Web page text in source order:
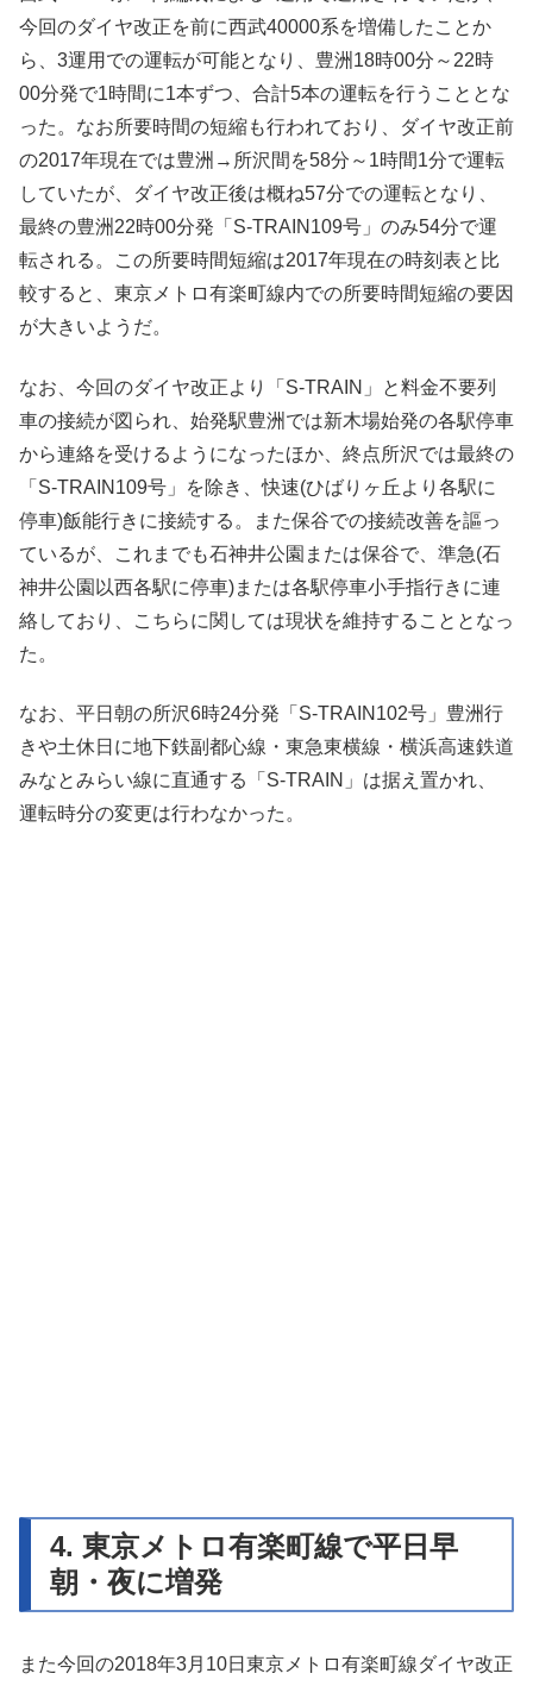
今回のダイヤ改正を前に西武40000系を増備したことか
ら、3運用での運転が可能となり、豊洲18時00分～22時
00分発で1時間に1本ずつ、合計5本の運転を行うこととな
った。なお所要時間の短縮も行われており、ダイヤ改正前
の2017年現在では豊洲→所沢間を58分～1時間1分で運転
していたが、ダイヤ改正後は概ね57分での運転となり、
最終の豊洲22時00分発「S-TRAIN109号」のみ54分で運
転される。この所要時間短縮は2017年現在の時刻表と比
較すると、東京メトロ有楽町線内での所要時間短縮の要因
が大きいようだ。
なお、今回のダイヤ改正より「S-TRAIN」と料金不要列
車の接続が図られ、始発駅豊洲では新木場始発の各駅停車
から連絡を受けるようになったほか、終点所沢では最終の
「S-TRAIN109号」を除き、快速(ひばりヶ丘より各駅に
停車)飯能行きに接続する。また保谷での接続改善を謳っ
ているが、これまでも石神井公園または保谷で、準急(石
神井公園以西各駅に停車)または各駅停車小手指行きに連
絡しており、こちらに関しては現状を維持することとなっ
た。
なお、平日朝の所沢6時24分発「S-TRAIN102号」豊洲行
きや土休日に地下鉄副都心線・東急東横線・横浜高速鉄道
みなとみらい線に直通する「S-TRAIN」は据え置かれ、
運転時分の変更は行わなかった。
4. 東京メトロ有楽町線で平日早
朝・夜に増発
また今回の2018年3月10日東京メトロ有楽町線ダイヤ改正